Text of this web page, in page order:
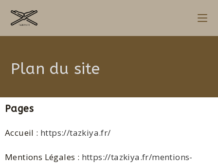
Plan du site
Pages
Accueil : https://tazkiya.fr/
Mentions Légales : https://tazkiya.fr/mentions-